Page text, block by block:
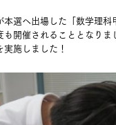
本選へ出場した「数学理科
も開催されることとなりま
施しました！